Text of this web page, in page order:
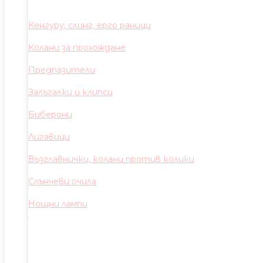
Кенгуру, слинг, ерго раници
Колани за прохождане
Предпазители
Залъгалки и клипси
Биберони
Лигавици
Възглавнички, колани против колики
Слънчеви очила
Нощни лампи